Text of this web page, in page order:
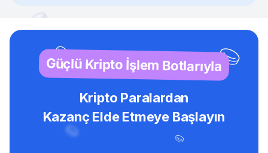
Güçlü Kripto İşlem Botlarıyla
Kripto Paralardan
Kazanç Elde Etmeye Başlayın